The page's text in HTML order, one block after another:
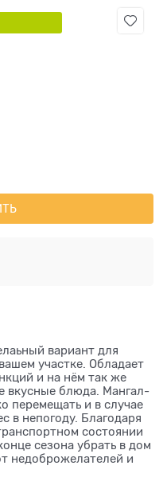
вариант для
участке. Обладает
и на нём так же
вкусные блюда. Мангал-
перемещать и в случае
в непогоду. Благодаря
состоянии
сезона убрать в дом
недоброжелателей и